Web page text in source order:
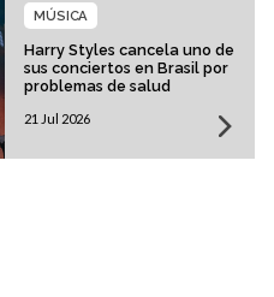
Harry Styles cancela uno de
sus conciertos en Brasil por
problemas de salud
MÚSICA
21 Jul 2026